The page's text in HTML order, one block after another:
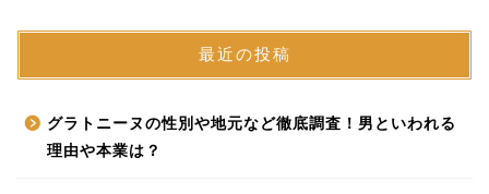
最近の投稿
グラトニーヌの性別や地元など徹底調査！男といわれる
理由や本業は？